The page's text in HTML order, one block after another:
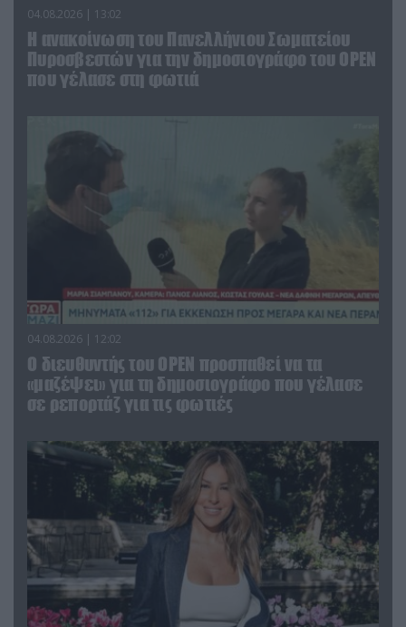
04.08.2026 | 13:02
Η ανακοίνωση του Πανελλήνιου Σωματείου
Πυροσβεστών για την δημοσιογράφο του OPEN
που γέλασε στη φωτιά
04.08.2026 | 12:02
O διευθυντής του OPEN προσπαθεί να τα
«μαζέψει» για τη δημοσιογράφο που γέλασε
σε ρεπορτάζ για τις φωτιές